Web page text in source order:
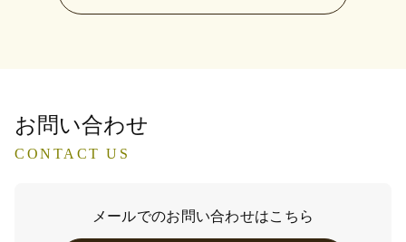
お問い合わせ
CONTACT US
メールでのお問い合わせはこちら